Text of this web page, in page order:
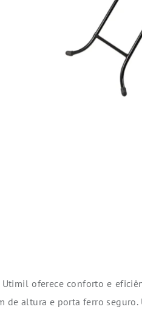
oferece conforto e
de altura e porta ferro